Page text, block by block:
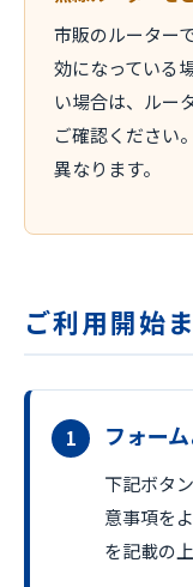
市販のルーター
効になっている
い場合は、ルー
ご確認ください
異なります。
ご利用開始
フォー
下記ボタ
意事項を
を記載の